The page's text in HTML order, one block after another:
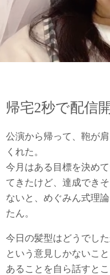
帰宅2秒で配信
公演から帰って、鞄が
くれた。
今月はある目標を決め
てきたけど、達成でき
ないと、めぐみん式理
たん。
今日の髪型はどうでし
という意見しかないこ
あることを自ら話すと